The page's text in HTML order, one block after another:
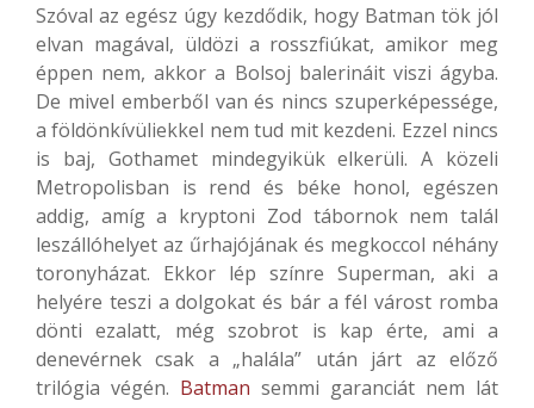
Szóval az egész úgy kezdődik, hogy Batman tök jól
elvan magával, üldözi a rosszfiúkat, amikor meg
éppen nem, akkor a Bolsoj balerináit viszi ágyba.
De mivel emberből van és nincs szuperképessége,
a földönkívüliekkel nem tud mit kezdeni. Ezzel nincs
is baj, Gothamet mindegyikük elkerüli. A közeli
Metropolisban is rend és béke honol, egészen
addig, amíg a kryptoni Zod tábornok nem talál
leszállóhelyet az űrhajójának és megkoccol néhány
toronyházat. Ekkor lép színre Superman, aki a
helyére teszi a dolgokat és bár a fél várost romba
dönti ezalatt, még szobrot is kap érte, ami a
denevérnek csak a „halála” után járt az előző
trilógia végén. Batman semmi garanciát nem lát